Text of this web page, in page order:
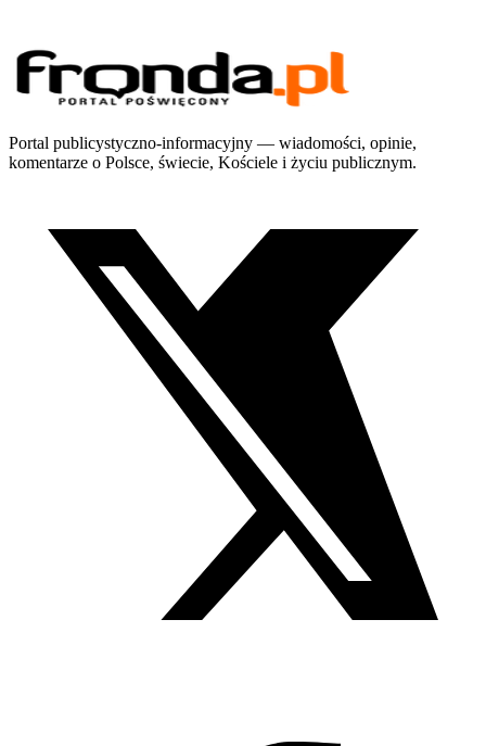
Portal publicystyczno-informacyjny — wiadomości, opinie,
komentarze o Polsce, świecie, Kościele i życiu publicznym.